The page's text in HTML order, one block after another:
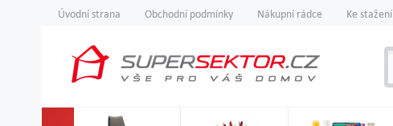
Úvodní strana Obchodní podmínky Nákupní rádce Ke stažení